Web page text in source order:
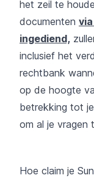
het zeil te
documenten
ingediend,
inclusief het
rechtbank
op de hoogte
betrekking tot
om al je vragen
Hoe claim je